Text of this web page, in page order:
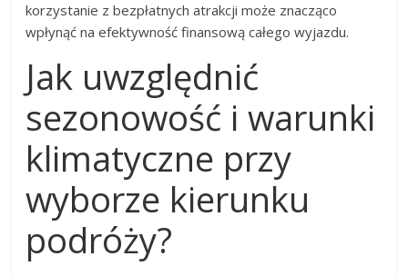
korzystanie z bezpłatnych atrakcji może znacząco
wpłynąć na efektywność finansową całego wyjazdu.
Jak uwzględnić
sezonowość i warunki
klimatyczne przy
wyborze kierunku
podróży?